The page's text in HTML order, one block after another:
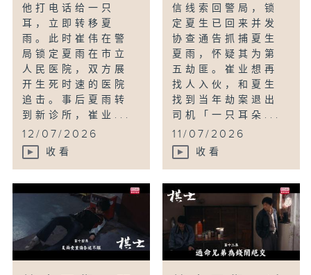
他打电话给一只
耳，立即转移夏
雨。此时崔伟在警
局锁定夏雨在市立
人民医院，双方展
开生死时速的医院
追击。事后夏雨转
到新诊所，崔业...
12/07/2026
收看
信线索回警局，锁
定夏生已回来并发
协查通告抓捕夏生
夏雨，怀疑其为第
五劫匪。崔业想再
找人入伙，和夏生
找到当年劫案退出
司机「一只耳朵...
11/07/2026
收看